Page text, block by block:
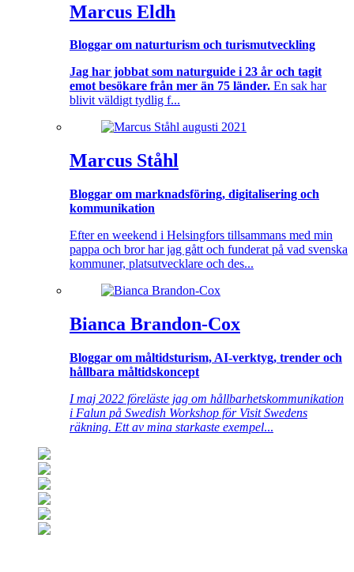
Marcus Eldh
Bloggar om naturturism och turismutveckling
Jag har jobbat som naturguide i 23 år och tagit
emot besökare från mer än 75 länder. En sak har
blivit väldigt tydlig f...
Marcus Ståhl
Bloggar om marknadsföring, digitalisering och
kommunikation
Efter en weekend i Helsingfors tillsammans med min
pappa och bror har jag gått och funderat på vad svenska
kommuner, platsutvecklare och des...
Bianca Brandon-Cox
Bloggar om måltidsturism, AI-verktyg, trender och
hållbara måltidskoncept
I maj 2022 föreläste jag om hållbarhetskommunikation
i Falun på Swedish Workshop för Visit Swedens
räkning. Ett av mina starkaste exempel...